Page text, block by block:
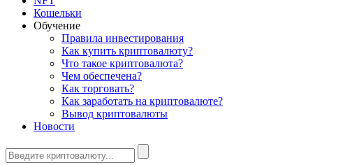
Кошельки
Обучение
Правила инвестирования
Как купить криптовалюту?
Что такое криптовалюта?
Чем обеспечена?
Как торговать?
Как заработать на криптовалюте?
Вывод криптовалюты
Новости